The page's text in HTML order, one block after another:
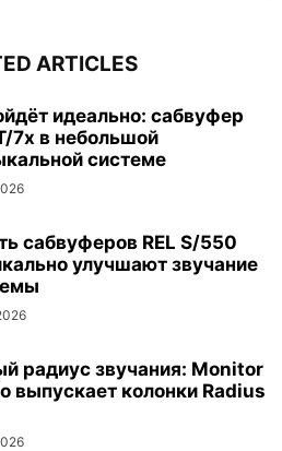
ARTICLES
идеально: сабвуфер
7x в небольшой
системе
сабвуферов REL S/550
улучшают звучание
радиус звучания: Monitor
выпускает колонки Radius